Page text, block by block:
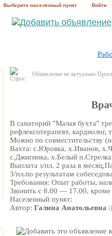
Выберите населённый пункт Войти
Объявление не актуально
В санаторий "Малая бухта"
рефлексотерапевт, кардиолог,
Можно по совместительству
Вахта: с.Юровка, х.Иванов,
с.Джигинка, х.Белый
Выплата з/пл. 2 раза в
З/пл.по результатам
Требования: Опыт работы,
Звонить с 8.00 ― 17.00, кроме
Населенный пункт:
Автор:Галина Анатольевна